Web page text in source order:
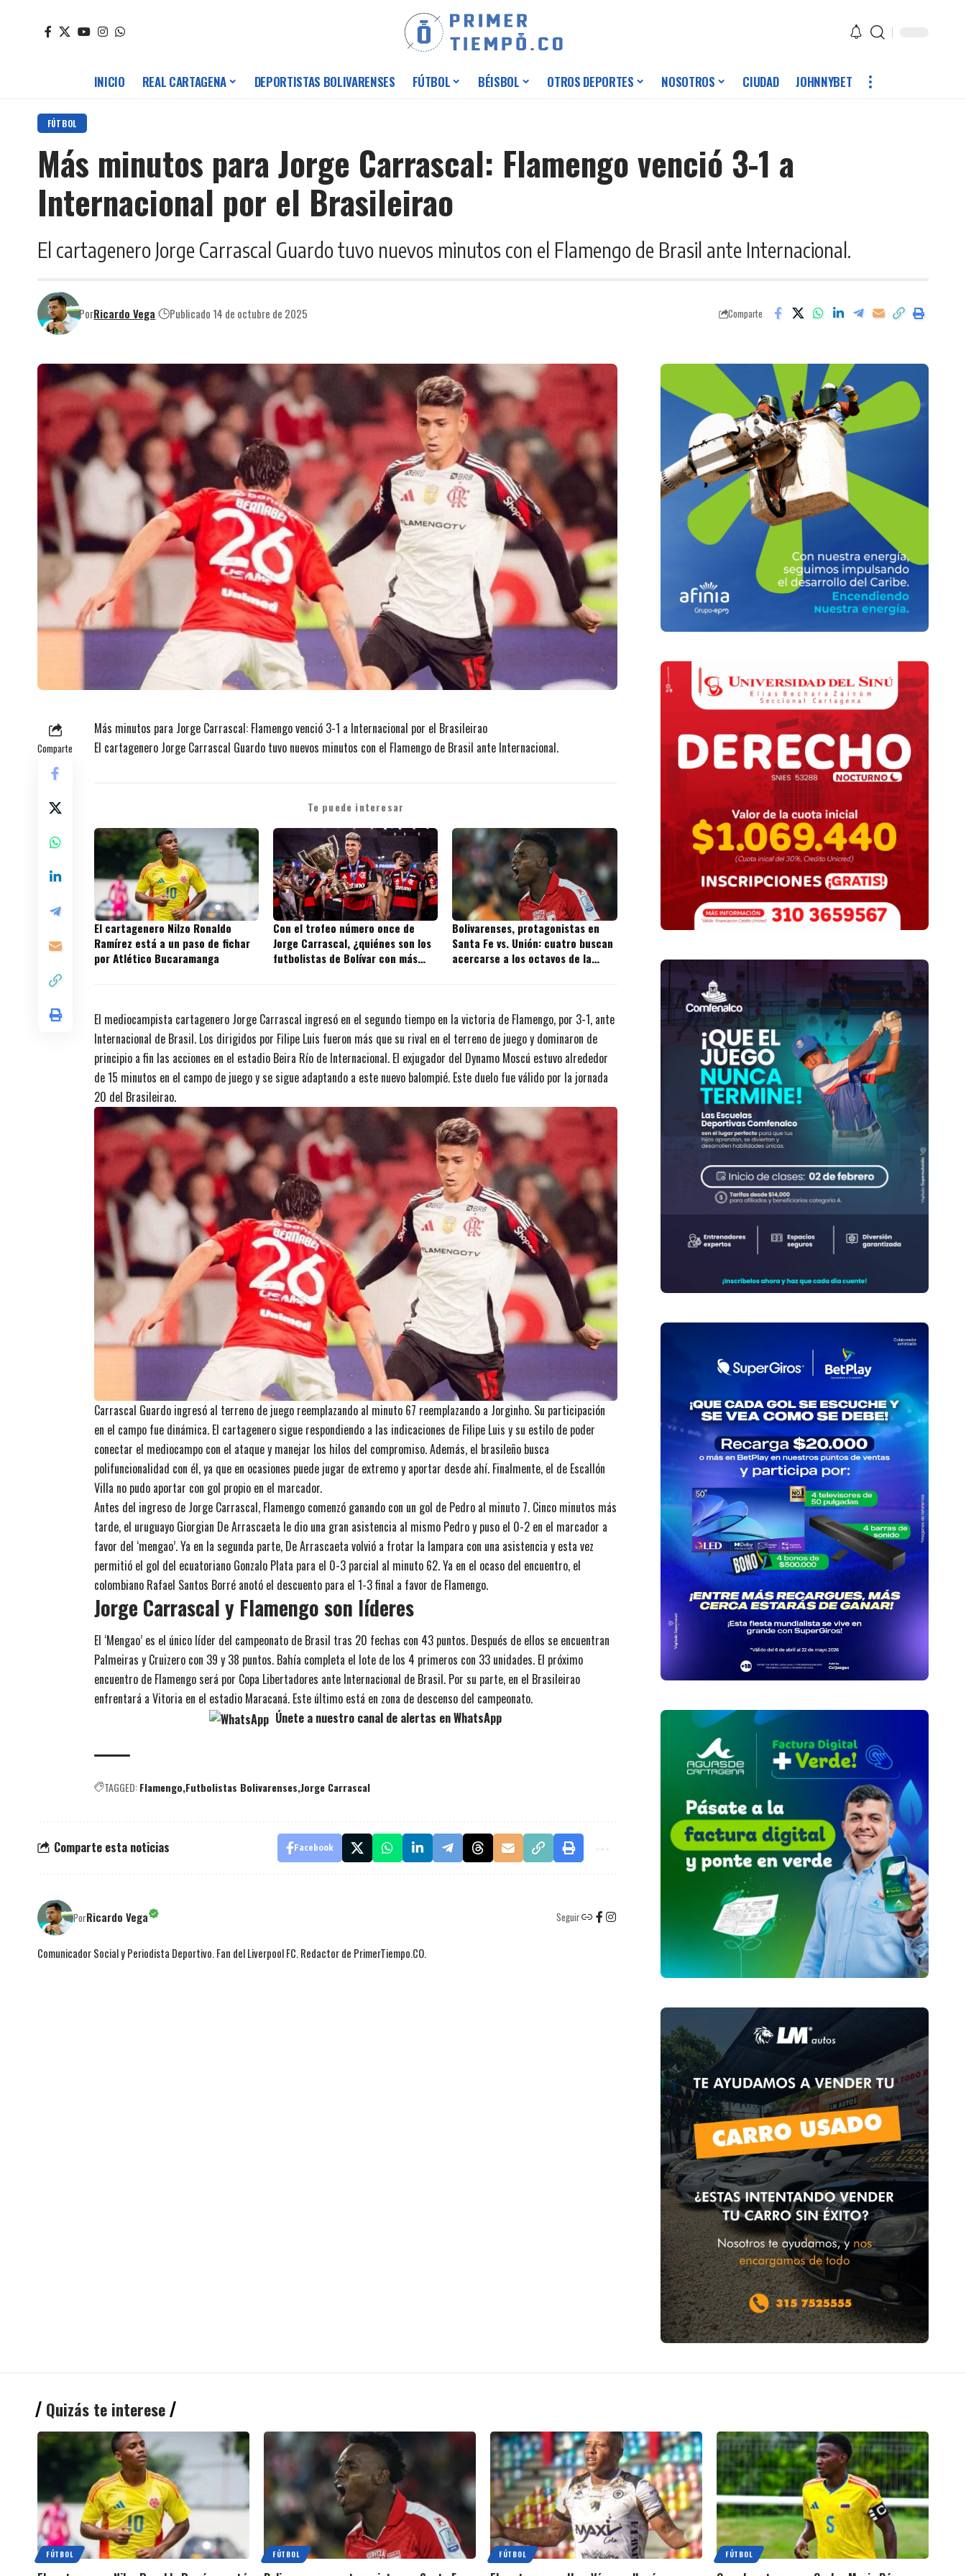
INICIO REAL CARTAGENA DEPORTISTAS BOLIVARENSES FÚTBOL BÉISBOL OTROS DEPORTES NOSOTROS CIUDAD JOHNNYBET
FÚTBOL
Más minutos para Jorge Carrascal: Flamengo venció 3-1 a
Internacional por el Brasileirao
El cartagenero Jorge Carrascal Guardo tuvo nuevos minutos con el Flamengo de Brasil ante Internacional.
PorRicardo Vega Publicado 14 de octubre de 2025 Comparte
Comparte
Más minutos para Jorge Carrascal: Flamengo venció 3-1 a Internacional por el Brasileirao
El cartagenero Jorge Carrascal Guardo tuvo nuevos minutos con el Flamengo de Brasil ante Internacional.
Te puede interesar
El cartagenero Nilzo Ronaldo
Ramírez está a un paso de fichar
por Atlético Bucaramanga
Con el trofeo número once de
Jorge Carrascal, ¿quiénes son los
futbolistas de Bolívar con más
Bolivarenses, protagonistas en
Santa Fe vs. Unión: cuatro buscan
acercarse a los octavos de la
El mediocampista cartagenero Jorge Carrascal ingresó en el segundo tiempo en la victoria de Flamengo, por 3-1, ante
Internacional de Brasil. Los dirigidos por Filipe Luis fueron más que su rival en el terreno de juego y dominaron de
principio a fin las acciones en el estadio Beira Río de Internacional. El exjugador del Dynamo Moscú estuvo alrededor
de 15 minutos en el campo de juego y se sigue adaptando a este nuevo balompié. Este duelo fue válido por la jornada
20 del Brasileirao.
Carrascal Guardo ingresó al terreno de juego reemplazando al minuto 67 reemplazando a Jorginho. Su participación
en el campo fue dinámica. El cartagenero sigue respondiendo a las indicaciones de Filipe Luis y su estilo de poder
conectar el mediocampo con el ataque y manejar los hilos del compromiso. Además, el brasileño busca
polifuncionalidad con él, ya que en ocasiones puede jugar de extremo y aportar desde ahí. Finalmente, el de Escallón
Villa no pudo aportar con gol propio en el marcador.
Antes del ingreso de Jorge Carrascal, Flamengo comenzó ganando con un gol de Pedro al minuto 7. Cinco minutos más
tarde, el uruguayo Giorgian De Arrascaeta le dio una gran asistencia al mismo Pedro y puso el 0-2 en el marcador a
favor del ‘mengao’. Ya en la segunda parte, De Arrascaeta volvió a frotar la lampara con una asistencia y esta vez
permitió el gol del ecuatoriano Gonzalo Plata para el 0-3 parcial al minuto 62. Ya en el ocaso del encuentro, el
colombiano Rafael Santos Borré anotó el descuento para el 1-3 final a favor de Flamengo.
Jorge Carrascal y Flamengo son líderes
El ‘Mengao’ es el único líder del campeonato de Brasil tras 20 fechas con 43 puntos. Después de ellos se encuentran
Palmeiras y Cruizero con 39 y 38 puntos. Bahía completa el lote de los 4 primeros con 33 unidades. El próximo
encuentro de Flamengo será por Copa Libertadores ante Internacional de Brasil. Por su parte, en el Brasileirao
enfrentará a Vitoria en el estadio Maracaná. Este último está en zona de descenso del campeonato.
Únete a nuestro canal de alertas en WhatsApp
TAGGED:Flamengo Futbolistas Bolivarenses Jorge Carrascal
Comparte esta noticias Facebook
PorRicardo Vega Seguir
Comunicador Social y Periodista Deportivo. Fan del Liverpool FC. Redactor de PrimerTiempo.CO.
Quizás te interese
FÚTBOL FÚTBOL FÚTBOL FÚTBOL